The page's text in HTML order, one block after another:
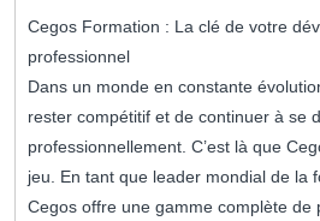
Cegos Formation : La clé de votre développement
professionnel
Dans un monde en constante
rester compétitif et de continuer à se
professionnellement. C’est là que
jeu. En tant que leader mondial de la
Cegos offre une gamme complète de